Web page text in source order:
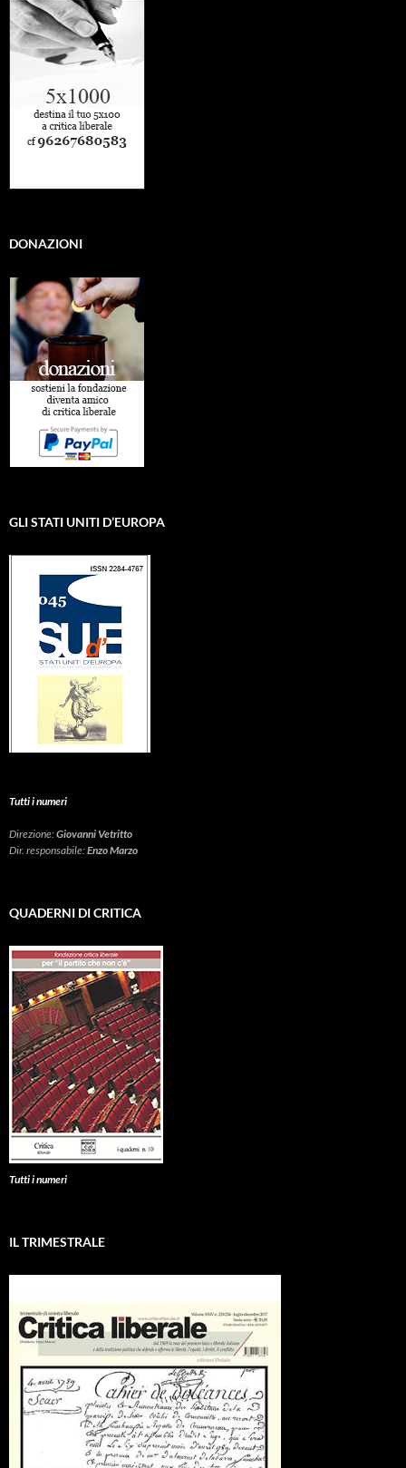
DONAZIONI
GLI STATI UNITI D’EUROPA
Tutti i numeri
Direzione:Giovanni Vetritto
Dir. responsabile:Enzo Marzo
QUADERNI DI CRITICA
Tutti i numeri
IL TRIMESTRALE